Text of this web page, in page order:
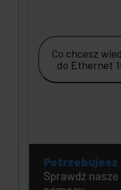
Co chcesz
do Ethernet
Sprawdź